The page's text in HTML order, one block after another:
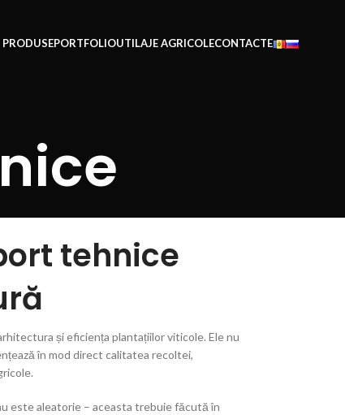
PRODUSEPORTFOLIOUTILAJE AGRICOLECONTACTE
tehnice
și eficiența plantațiilor viticole. Ele nu
în mod direct calitatea recoltei,
este aleatorie – aceasta trebuie făcută în